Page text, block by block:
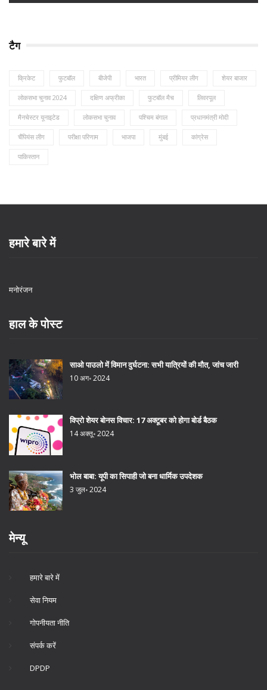
टैग
क्रिकेट फुटबॉल बीजेपी भारत प्रीमियर लीग शेयर बाजार
लोकसभा चुनाव 2024 दक्षिण अफ्रीका फुटबॉल मैच लिवरपूल
मैनचेस्टर यूनाइटेड लोकसभा चुनाव पश्चिम बंगाल प्रधानमंत्री मोदी
चैंपियंस लीग परीक्षा परिणाम भाजपा मुंबई कांग्रेस
पाकिस्तान
हमारे बारे में
मनोरंजन
हाल के पोस्ट
साओ पाउलो में विमान दुर्घटना: सभी यात्रियों की मौत, जांच जारी
10 अग॰ 2024
विप्रो शेयर बोनस विचार: 17 अक्टूबर को होगा बोर्ड बैठक
14 अक्तू॰ 2024
भोल बाबा: यूपी का सिपाही जो बना धार्मिक उपदेशक
3 जुल॰ 2024
मेन्यू
हमारे बारे में
सेवा नियम
गोपनीयता नीति
संपर्क करें
DPDP